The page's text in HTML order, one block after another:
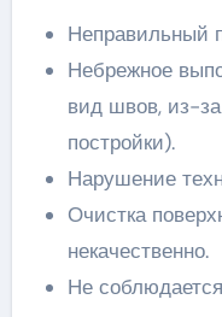
Неправильный
Небрежное
вид швов, из-за
постройки).
Нарушение
Очистка
некачественно.
Не